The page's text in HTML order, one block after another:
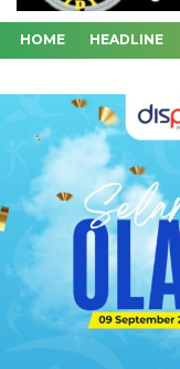
HOME HEADLINE